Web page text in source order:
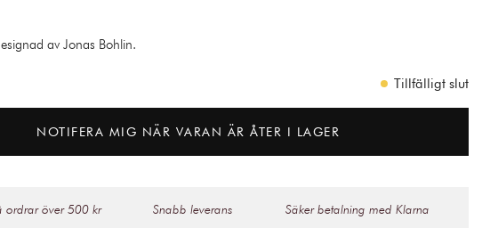
av Jonas Bohlin.
Tillfälligt slut
NOTIFERA MIG NÄR VARAN ÄR ÅTER I LAGER
ordrar över 500 kr Snabb leverans Säker betalning med Klarna